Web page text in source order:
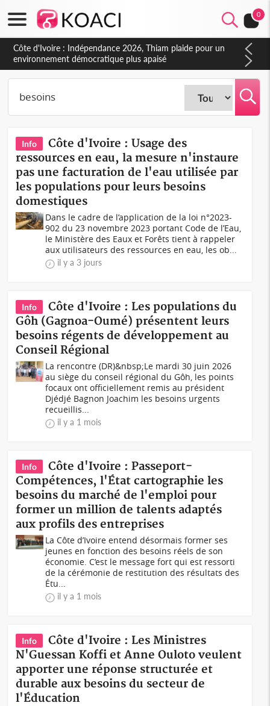
0
Côte d'Ivoire : Concours INFAS 2026, les convocations
seront disponibles à compter du samedi
Info
Côte d'Ivoire : Usage des
ressources en eau, la mesure n'instaure
pas une facturation de l'eau utilisée par
les populations pour leurs besoins
domestiques
Dans le cadre de l’application de la loi n°2023-
902 du 23 novembre 2023 portant Code de l’Eau,
le Ministère des Eaux et Forêts tient à rappeler
aux utilisateurs des ressources en eau, les ob...
il y a 3 jours
Info
Côte d'Ivoire : Les populations du
Gôh (Gagnoa-Oumé) présentent leurs
besoins régents de développement au
Conseil Régional
La rencontre (DR)&nbsp;Le mardi 30 juin 2026
au siège du conseil régional du Gôh, les points
focaux ont officiellement remis au président
Djédjé Bagnon Joachim les besoins urgents
recueillis...
il y a 1 mois
Info
Côte d'Ivoire : Passeport-
Compétences, l'État cartographie les
besoins du marché de l'emploi pour
former un million de talents adaptés
aux profils des entreprises
La Côte d’Ivoire entend désormais former ses
jeunes en fonction des besoins réels de son
économie. C’est le message fort qui est ressorti
de la cérémonie de restitution des résultats des
Étu...
il y a 1 mois
Info
Côte d'Ivoire : Les Ministres
N'Guessan Koffi et Anne Ouloto veulent
apporter une réponse structurée et
durable aux besoins du secteur de
l'Éducation